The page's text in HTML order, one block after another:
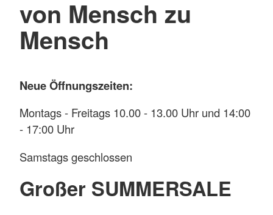
von Mensch zu
Mensch
Neue Öffnungszeiten:
Montags - Freitags 10.00 - 13.00 Uhr und 14:00
- 17:00 Uhr
Samstags geschlossen
Großer SUMMERSALE